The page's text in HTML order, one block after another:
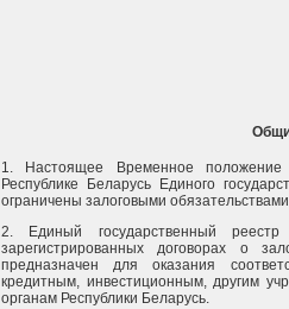
1. Настоящее Временное
Республике Беларусь Единого
ограничены залоговыми
2. Единый государственный
зарегистрированных договорах о
предназначен для оказания
кредитным, инвестиционным, другим
органам Республики Беларусь.